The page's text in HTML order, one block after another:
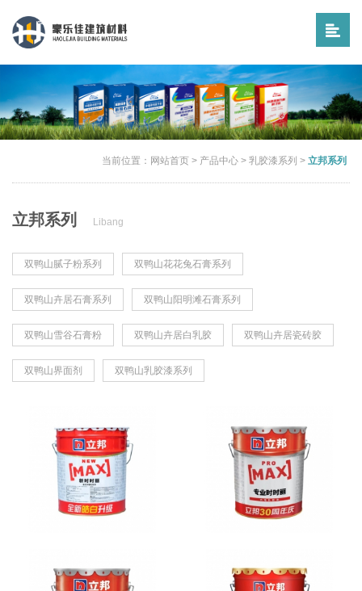
当前位置： 网站首页 > 产品中心 > 乳胶漆系列 > 立邦系列
立邦系列 Libang
双鸭山腻子粉系列 双鸭山花花兔石膏系列
双鸭山卉居石膏系列 双鸭山阳明滩石膏系列
双鸭山雪谷石膏粉 双鸭山卉居白乳胶 双鸭山卉居瓷砖胶
双鸭山界面剂 双鸭山乳胶漆系列